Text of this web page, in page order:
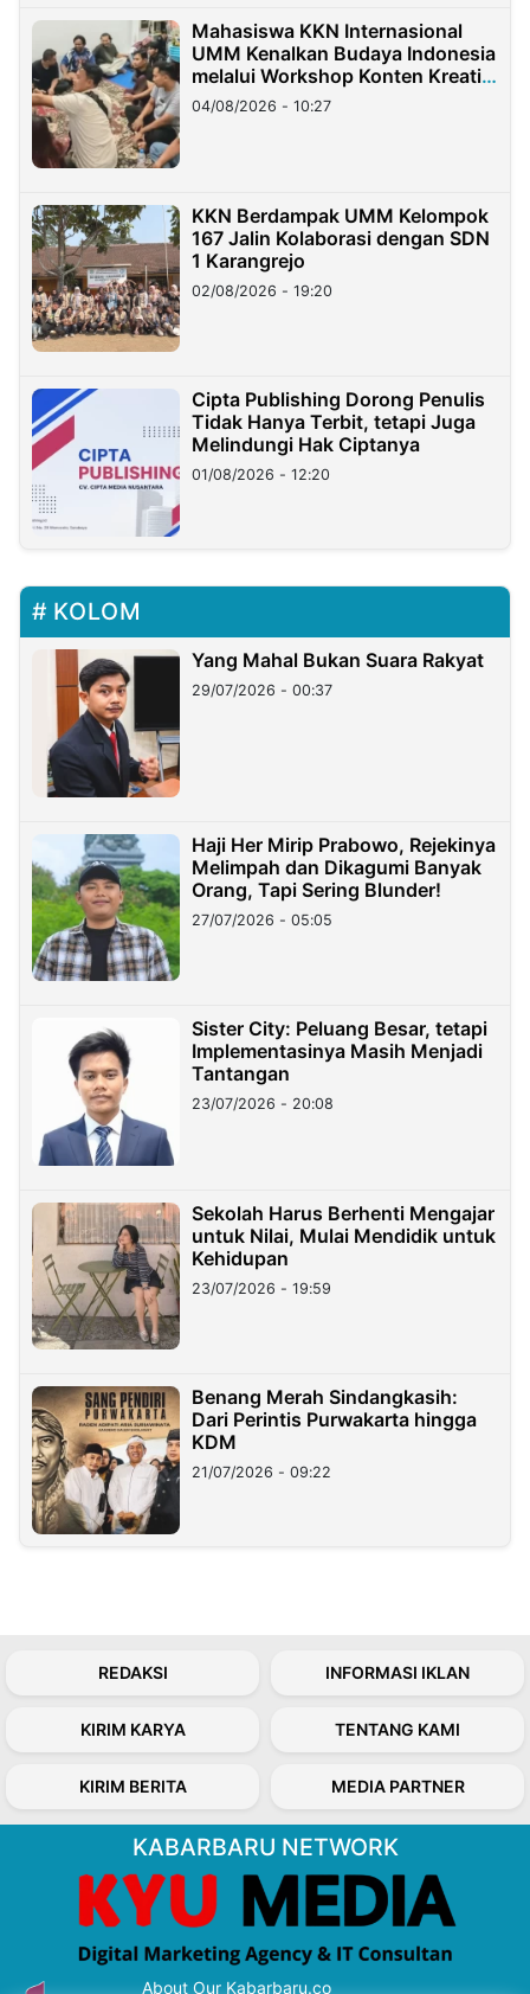
Mahasiswa KKN Internasional
UMM Kenalkan Budaya Indonesia
melalui Workshop Konten Kreatif
di Taiwan
04/08/2026 - 10:27
KKN Berdampak UMM Kelompok
167 Jalin Kolaborasi dengan SDN
1 Karangrejo
02/08/2026 - 19:20
Cipta Publishing Dorong Penulis
Tidak Hanya Terbit, tetapi Juga
Melindungi Hak Ciptanya
01/08/2026 - 12:20
KOLOM
Yang Mahal Bukan Suara Rakyat
29/07/2026 - 00:37
Haji Her Mirip Prabowo, Rejekinya
Melimpah dan Dikagumi Banyak
Orang, Tapi Sering Blunder!
27/07/2026 - 05:05
Sister City: Peluang Besar, tetapi
Implementasinya Masih Menjadi
Tantangan
23/07/2026 - 20:08
Sekolah Harus Berhenti Mengajar
untuk Nilai, Mulai Mendidik untuk
Kehidupan
23/07/2026 - 19:59
Benang Merah Sindangkasih:
Dari Perintis Purwakarta hingga
KDM
21/07/2026 - 09:22
REDAKSI INFORMASI IKLAN
KIRIM KARYA TENTANG KAMI
KIRIM BERITA MEDIA PARTNER
KABARBARU NETWORK
About Our Kabarbaru.co